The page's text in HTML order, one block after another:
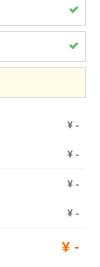
¥ -
¥ -
¥ -
¥ -
¥ -